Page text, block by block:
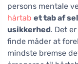
persons mentale
hårtab et tab af
usikkerhed. Det
finde måder at
mindste bremse